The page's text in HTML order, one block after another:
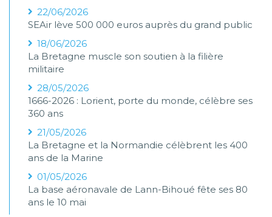
22/06/2026
SEAir lève 500 000 euros auprès du grand public
18/06/2026
La Bretagne muscle son soutien à la filière
militaire
28/05/2026
1666-2026 : Lorient, porte du monde, célèbre ses
360 ans
21/05/2026
La Bretagne et la Normandie célèbrent les 400
ans de la Marine
01/05/2026
La base aéronavale de Lann-Bihoué fête ses 80
ans le 10 mai